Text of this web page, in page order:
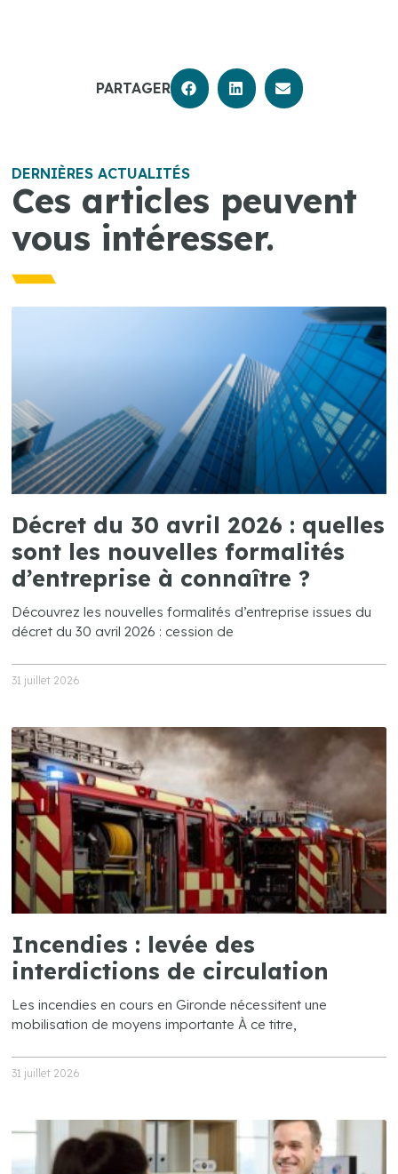
PARTAGER
DERNIÈRES ACTUALITÉS
Ces articles peuvent
vous intéresser.
Décret du 30 avril 2026 : quelles
sont les nouvelles formalités
d’entreprise à connaître ?
Découvrez les nouvelles formalités d’entreprise issues du
décret du 30 avril 2026 : cession de
31 juillet 2026
Incendies : levée des
interdictions de circulation
Les incendies en cours en Gironde nécessitent une
mobilisation de moyens importante À ce titre,
31 juillet 2026